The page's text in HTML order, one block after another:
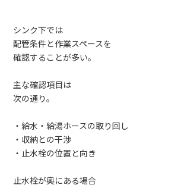
シンク下では
配管条件と作業スペースを
確認することが多い。
主な確認項目は
次の通り。
・給水・給湯ホースの取り回し
・収納との干渉
・止水栓の位置と向き
止水栓が奥にある場合